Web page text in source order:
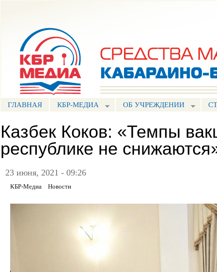
ГЛАВНАЯ КБР-МЕДИА ОБ УЧРЕЖДЕНИИ
Казбек Коков: «Темпы
республике не
23 июня, 2021 - 09:26
КБР-Медиа Новости